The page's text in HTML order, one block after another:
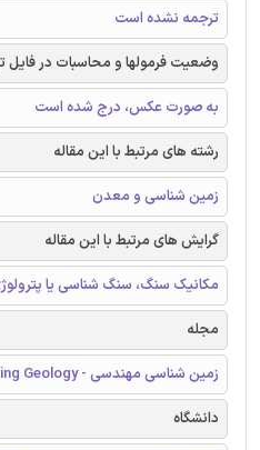
ترجمه نشده است
وضعیت فرمولها و محاسبات در فایل
به صورت عکس، درج شده است
رشته های مرتبط با این مقاله
زمین شناسی و معدن
گرایش های مرتبط با این مقاله
مکانیک سنگ، سنگ شناسی یا
مجله
زمین شناسی مهندسی - Engineering Geology
دانشگاه